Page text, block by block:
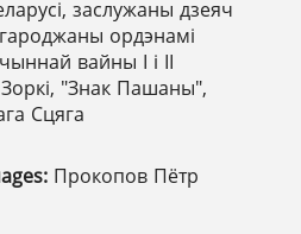
заслужаны дзеяч
ордэнамі
вайны І і ІІ
"Знак Пашаны",
Сцяга
Прокопов Пётр